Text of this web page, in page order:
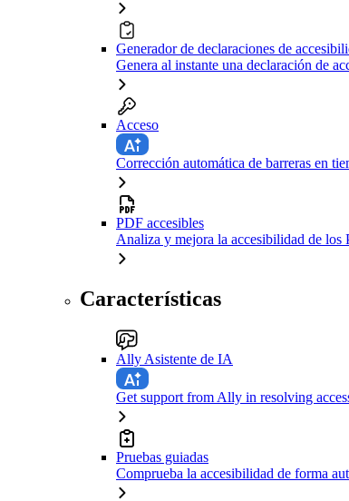
Generador de declaraciones de
Genera al instante una declaración de
Acceso
Corrección automática de barreras en
PDF accesibles
Analiza y mejora la accesibilidad de los
Características
Ally Asistente de IA
Get support from Ally in resolving
Pruebas guiadas
Comprueba la accesibilidad de forma